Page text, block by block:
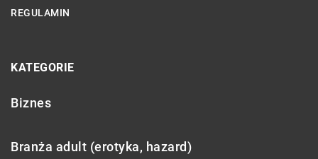
REGULAMIN
KATEGORIE
Biznes
Branża adult (erotyka, hazard)